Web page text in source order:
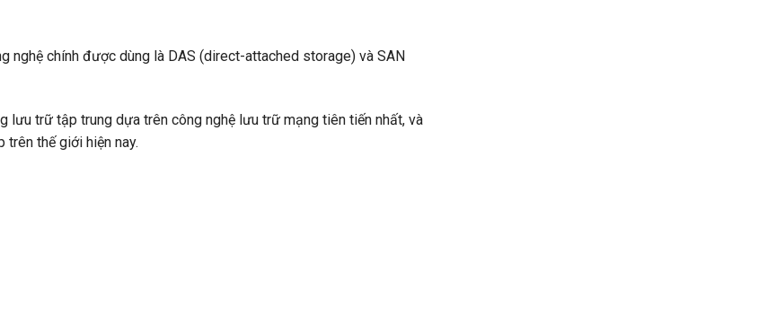
nghệ chính được dùng là DAS (direct-attached storage) và SAN
lưu trữ tập trung dựa trên công nghệ lưu trữ mạng tiên tiến nhất, và
trên thế giới hiện nay.